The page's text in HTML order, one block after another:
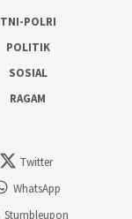
TNI-POLRI
POLITIK
SOSIAL
RAGAM
Twitter
WhatsApp
Stumbleupon